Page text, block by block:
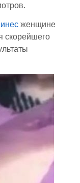
женщине
скорейшего